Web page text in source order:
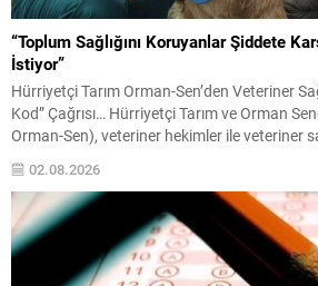
“Toplum Sağlığını Koruyanlar Şiddete
İstiyor”
Hürriyetçi Tarım Orman-Sen’den Veteriner
Kod” Çağrısı… Hürriyetçi Tarım ve Orman
Orman-Sen), veteriner hekimler ile veteriner
teknisyenlerine yönelik artan şiddet
çalışanlarına uygulanan “Beyaz Kod”
çalışanlarını da kapsaması amacıyla kanun
açıkladı. Sendika, Çorum’da görev...
02.08.2026